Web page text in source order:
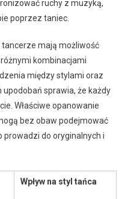
ruchy z muzyką,
poprzez taniec.
mają możliwość
kombinacjami
między stylami oraz
sprawia, że każdy
Właściwe opanowanie
bez obaw podejmować
prowadzi do oryginalnych i
Wpływ na styl tańca